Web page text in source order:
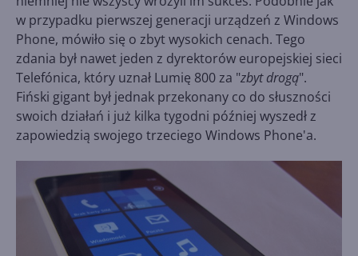
w przypadku pierwszej generacji urządzeń z Windows
Phone, mówiło się o zbyt wysokich cenach. Tego
zdania był nawet jeden z dyrektorów europejskiej sieci
Telefónica, który uznał Lumię 800 za "zbyt drogą".
Fiński gigant był jednak przekonany co do słuszności
swoich działań i już kilka tygodni później wyszedł z
zapowiedzią swojego trzeciego Windows Phone'a.